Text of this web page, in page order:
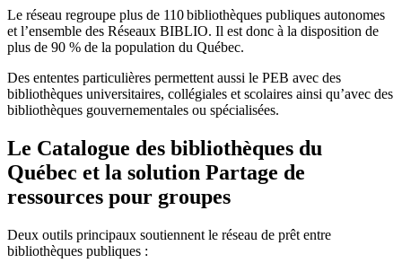
Le réseau regroupe plus de 110bibliothèques publiques autonomes
et l’ensemble des Réseaux BIBLIO. Il est donc à la disposition de
plus de 90 % de la population du Québec.
Des ententes particulières permettent aussi le PEB avec des
bibliothèques universitaires, collégiales et scolaires ainsi qu’avec des
bibliothèques gouvernementales ou spécialisées.
Le Catalogue des bibliothèques du
Québec et la solution Partage de
ressources pour groupes
Deux outils principaux soutiennent le réseau de prêt entre
bibliothèques publiques :